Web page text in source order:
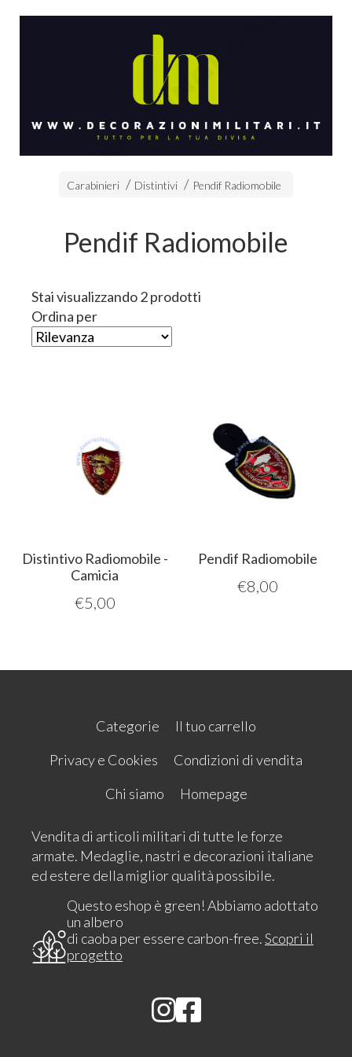
Carabinieri Distintivi Pendif Radiomobile
Pendif Radiomobile
Stai visualizzando 2 prodotti
Ordina per
Distintivo Radiomobile -
Camicia
€5,00
Pendif Radiomobile
€8,00
Categorie
Il tuo carrello
Privacy e Cookies
Condizioni di vendita
Chi siamo
Homepage
Vendita di articoli militari di tutte le forze
armate. Medaglie, nastri e decorazioni italiane
ed estere della miglior qualità possibile.
Questo eshop è green! Abbiamo adottato
un albero
di caoba per essere carbon-free.Scopri il
progetto